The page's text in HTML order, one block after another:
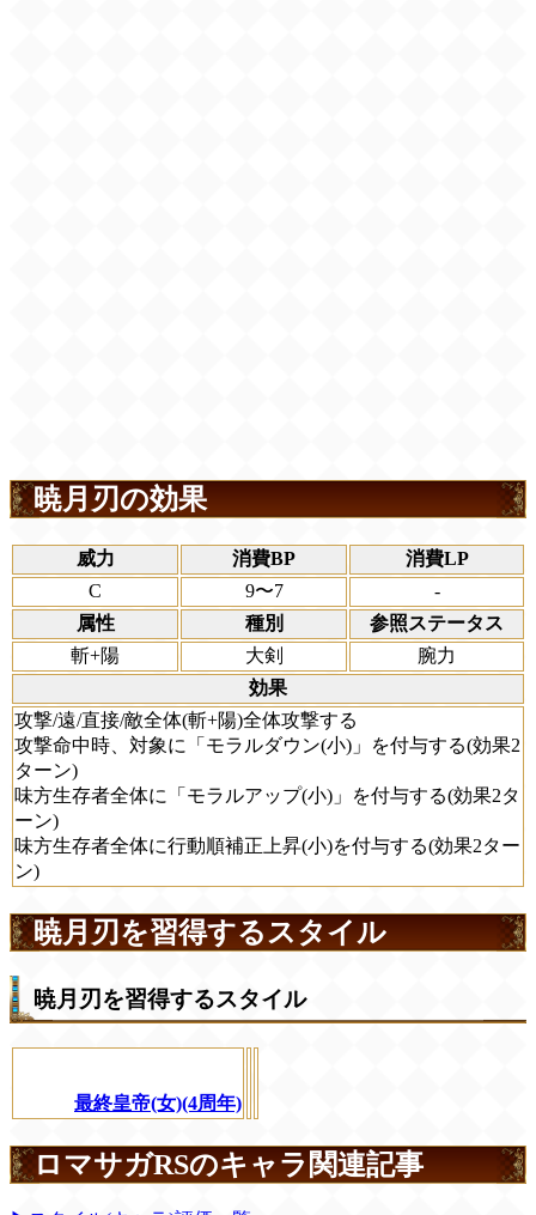
暁月刃の効果
威力 消費BP
消費LP
C
9〜7
-
属性
種別
参照ステータス
斬+陽
大剣
腕力
効果
攻撃/遠/直接/敵全体(斬+陽)全体攻撃する
攻撃命中時、対象に「モラルダウン(小)」を付与する(効果2
ターン)
味方生存者全体に「モラルアップ(小)」を付与する(効果2タ
ーン)
味方生存者全体に行動順補正上昇(小)を付与する(効果2ター
ン)
暁月刃を習得するスタイル
暁月刃を習得するスタイル
最終皇帝(女)(4周年)
ロマサガRSのキャラ関連記事